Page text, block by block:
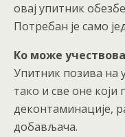
овај упитник
Потребан је само
Ко може
Упитник позива на
тако и све оне који
деконтаминације,
добављача.